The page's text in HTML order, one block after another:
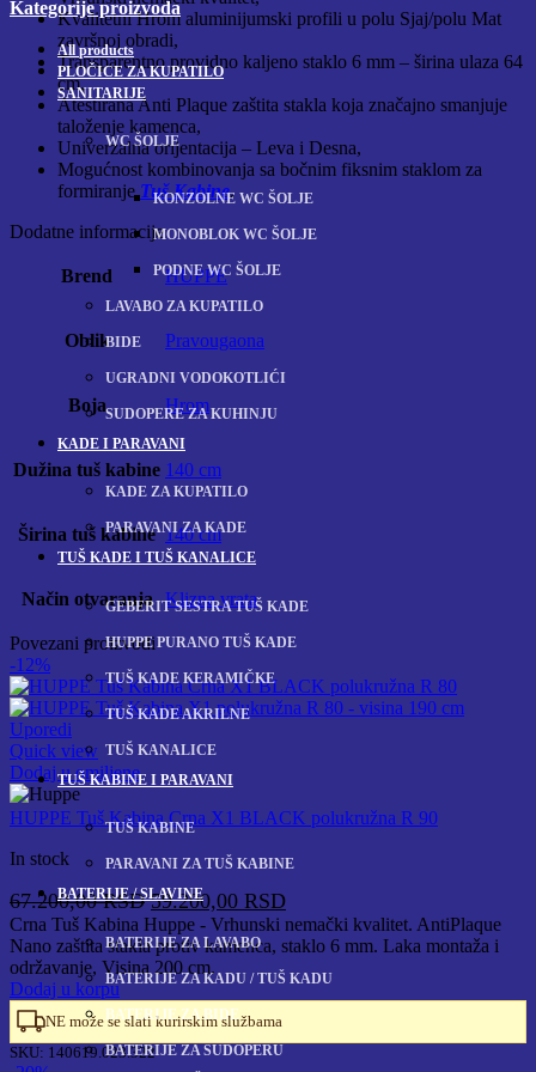
Kategorije proizvoda
Allproducts
PLOČICE ZA KUPATILO
SANITARIJE
WC ŠOLJE
KONZOLNE WC ŠOLJE
MONOBLOK WC ŠOLJE
PODNE WC ŠOLJE
LAVABO ZA KUPATILO
BIDE
UGRADNI VODOKOTLIĆI
SUDOPERE ZA KUHINJU
KADE I PARAVANI
KADE ZA KUPATILO
PARAVANI ZA KADE
TUŠ KADE I TUŠ KANALICE
GEBERIT SESTRA TUŠ KADE
HUPPE PURANO TUŠ KADE
TUŠ KADE KERAMIČKE
TUŠ KADE AKRILNE
TUŠ KANALICE
TUŠ KABINE I PARAVANI
TUŠ KABINE
PARAVANI ZA TUŠ KABINE
BATERIJE / SLAVINE
BATERIJE ZA LAVABO
BATERIJE ZA KADU / TUŠ KADU
BATERIJE ZA BIDE
BATERIJE ZA SUDOPERU
Kvalitetni Hrom aluminijumski profili u polu Sjaj/polu Mat
završnoj obradi,
Transparentno providno kaljeno staklo 6 mm – širina ulaza 64
cm,
Atestirana Anti Plaque zaštita stakla koja značajno smanjuje
taloženje kamenca,
Univerzalna orijentacija – Leva i Desna,
Mogućnost kombinovanja sa bočnim fiksnim staklom za
formiranjeTuš Kabine.
Dodatne informacije
Brend HUPPE
Oblik Pravougaona
Boja Hrom
Dužina tuš kabine 140 cm
Širina tuš kabine 140 cm
Način otvaranja Klizna vrata
Povezani proizvodi
-12%
Uporedi
Quick view
Dodaj u omiljene
HUPPE Tuš Kabina Crna X1 BLACK polukružna R 90
In stock
67.200,00RSD Originalna
cena
je
bila:
67.200,00 RSD.
59.200,00 RSDTrenutna
cena
je:
59.200,00 RSD.
Crna Tuš Kabina Huppe - Vrhunski nemački kvalitet. AntiPlaque
Nano zaštita stakla protiv kamenca, staklo 6 mm. Laka montaža i
održavanje, Visina 200 cm.
Dodaj u korpu
NE može se slati kurirskim službama
SKU: 140619.023.322